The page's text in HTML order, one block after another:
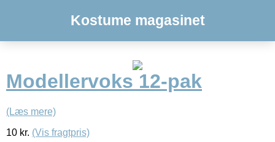
Kostume magasinet
Modellervoks 12-pak
(Læs mere)
10 kr. (Vis fragtpris)